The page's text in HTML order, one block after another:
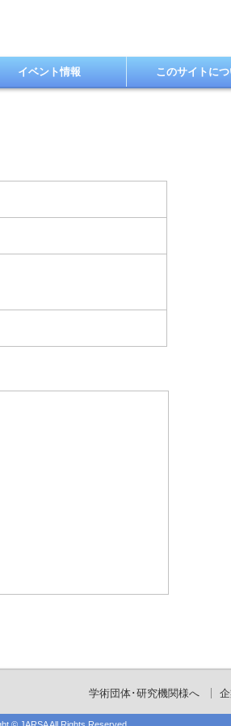
イベント情報 このサイトに
学術団体･研究機関様へ